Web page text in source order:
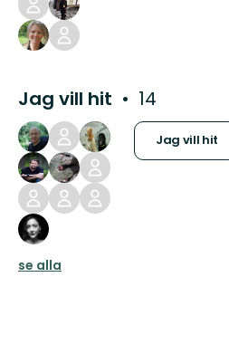
Jag vill hit 14
Jag vill hit
se alla